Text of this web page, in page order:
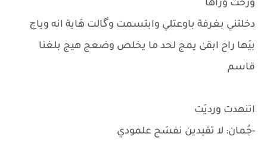
ورحَت وراها
دخلتني بغرفة باوعتلي وابتسمت وگالت هَاية انه وياچ
بيَها راح ابقىٰ يمج لحد ما يخلص وضعج هيج بلغنا
قاسم
اتنهدت ورديَت
-جُمان: لا تقيدين نفسَج علمودي